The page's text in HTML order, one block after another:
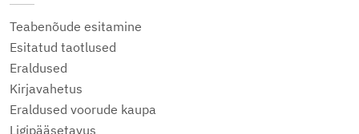
Teabenõude esitamine
Esitatud taotlused
Eraldused
Kirjavahetus
Eraldused voorude kaupa
Ligipääsetavus